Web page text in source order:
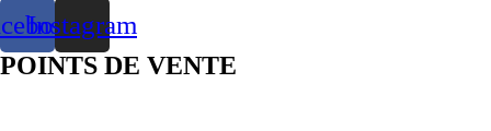
Instagram
POINTS DE VENTE